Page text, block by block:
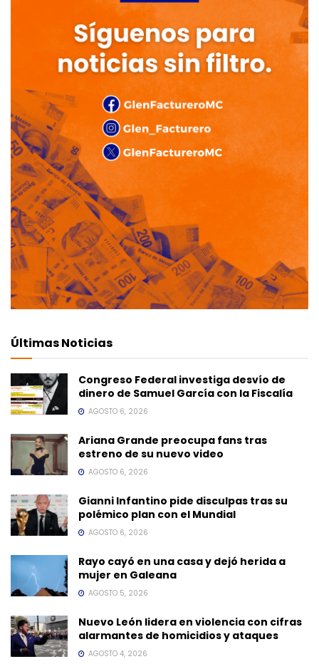
Últimas Noticias
Congreso Federal investiga desvío de
dinero de Samuel García con la Fiscalía
AGOSTO 6, 2026
Ariana Grande preocupa fans tras
estreno de su nuevo video
AGOSTO 6, 2026
Gianni Infantino pide disculpas tras su
polémico plan con el Mundial
AGOSTO 6, 2026
Rayo cayó en una casa y dejó herida a
mujer en Galeana
AGOSTO 5, 2026
Nuevo León lidera en violencia con cifras
alarmantes de homicidios y ataques
AGOSTO 4, 2026